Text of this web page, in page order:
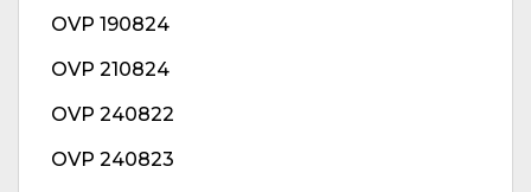
OVP 190824
OVP 210824
OVP 240822
OVP 240823